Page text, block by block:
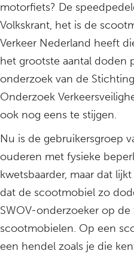
motorfiets? De
Volkskrant, het is de
Verkeer Nederland heeft
het grootste aantal doden
onderzoek van de
Onderzoek
ook nog eens te stijgen.
Nu is de gebruikersgroep
ouderen met fysieke
kwetsbaarder, maar dat
dat de scootmobiel zo
SWOV-onderzoeker op
scootmobielen. Op een
een hendel zoals je die